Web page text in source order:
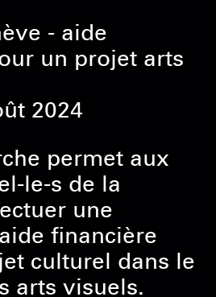
- aide
un projet arts
2024
permet aux
le-s de la
une
financière
culturel dans le
arts visuels.